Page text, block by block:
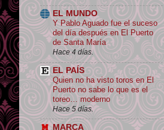
EL MUNDO
Y Pablo Aguado fue el suceso
del día después en El Puerto
de Santa María
Hace 4 días.
EL PAÍS
Quien no ha visto toros en El
Puerto no sabe lo que es el
toreo… moderno
Hace 5 días.
MARCA